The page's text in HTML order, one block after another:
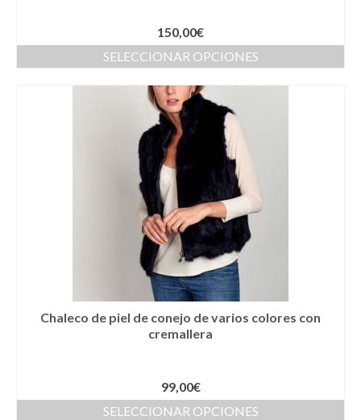
Llaveros
Sombreros
Moda flamenca
150,00€
SELECCIONAR OPCIONES
Chaleco de piel de conejo de varios colores con
cremallera
99,00€
SELECCIONAR OPCIONES